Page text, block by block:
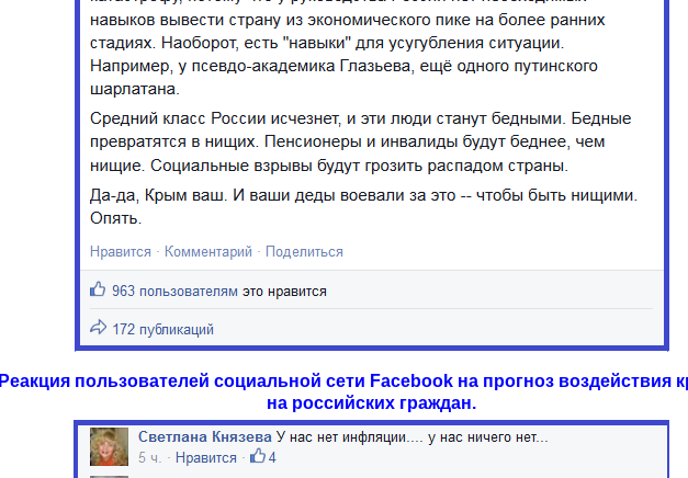
Реакция пользователей социальной сети Facebook на прогноз воздействия
на российских граждан.